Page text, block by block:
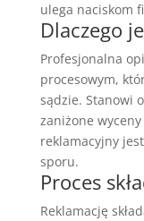
ulega naciskom
Dlaczego
Profesjonalna
procesowym,
sądzie. Stanowi
zaniżone
reklamacyjny
sporu.
Proces
Reklamację